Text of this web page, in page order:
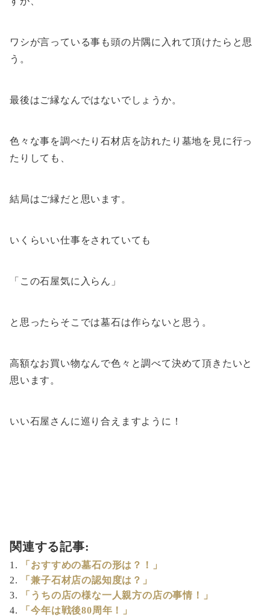
ワシが言っている事も頭の片隅に入れて頂けたらと思
う。
最後はご縁なんではないでしょうか。
色々な事を調べたり石材店を訪れたり墓地を見に行っ
たりしても、
結局はご縁だと思います。
いくらいい仕事をされていても
「この石屋気に入らん」
と思ったらそこでは墓石は作らないと思う。
高額なお買い物なんで色々と調べて決めて頂きたいと
思います。
いい石屋さんに巡り合えますように！
関連する記事:
「おすすめの墓石の形は？！」
「兼子石材店の認知度は？」
「うちの店の様な一人親方の店の事情！」
「今年は戦後80周年！」